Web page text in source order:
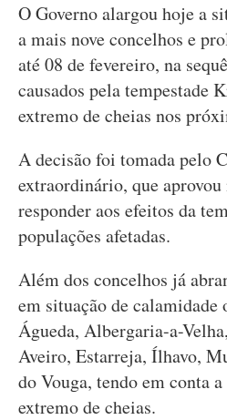
O Governo alargou hoje a
a mais nove concelhos e
até 08 de fevereiro, na
causados pela tempestade
extremo de cheias nos
A decisão foi tomada pelo
extraordinário, que aprovou
responder aos efeitos da
populações afetadas.
Além dos concelhos já
em situação de
Águeda, Albergaria-a-
Aveiro, Estarreja, Ílhavo,
do Vouga, tendo em conta
extremo de cheias.